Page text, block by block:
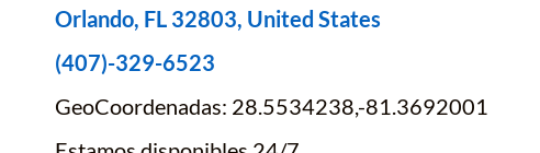
Orlando, FL 32803, United States
(407)-329-6523
GeoCoordenadas: 28.5534238,-81.3692001